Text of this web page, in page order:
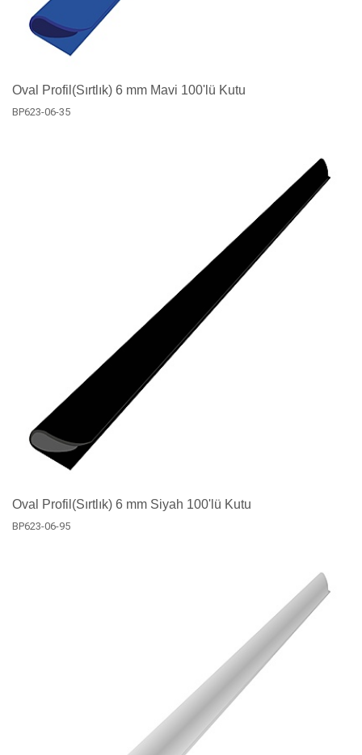
Oval Profil(Sırtlık) 6 mm Mavi 100'lü Kutu
BP623-06-35
Oval Profil(Sırtlık) 6 mm Siyah 100'lü Kutu
BP623-06-95